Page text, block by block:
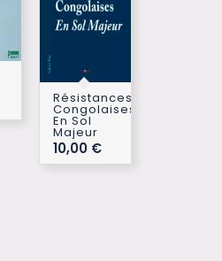
Résistances
Congolaises
En Sol
Majeur
10,00 €